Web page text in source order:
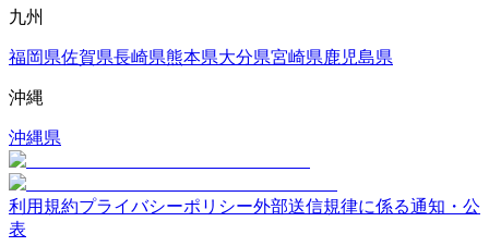
九州
福岡県佐賀県長崎県熊本県大分県宮崎県鹿児島県
沖縄
沖縄県
利用規約プライバシーポリシー外部送信規律に係る通知・公
表